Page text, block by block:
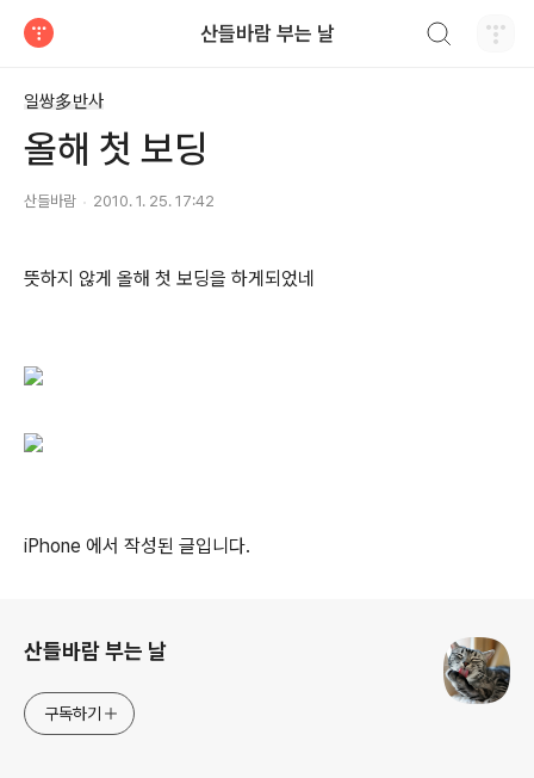
산들바람 부는 날
일쌍多반사
올해 첫 보딩
산들바람 2010. 1. 25. 17:42
뜻하지 않게 올해 첫 보딩을 하게되었네
iPhone 에서 작성된 글입니다.
산들바람 부는 날
구독하기